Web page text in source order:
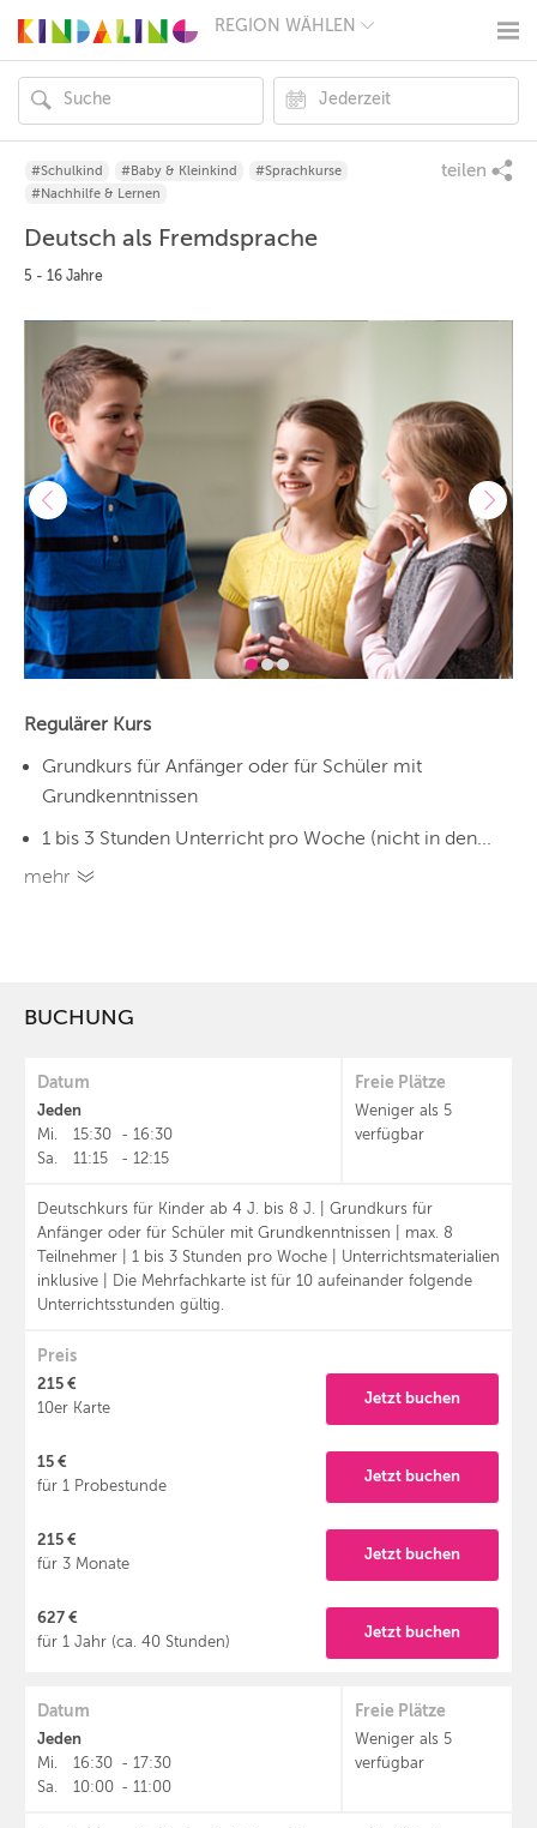
REGION WÄHLEN
MÜNCHEN
HAMBURG
FRANKFURT
KÖLN
DÜSSELDORF
HANNOVER
ANDERE
REGIONEN
#Schulkind #Baby & Kleinkind
#Sprachkurse
#Nachhilfe & Lernen
teilen
Deutsch als Fremdsprache
5 - 16 Jahre
Regulärer Kurs
Grundkurs für Anfänger oder für Schüler mit
Grundkenntnissen
1 bis 3 Stunden Unterricht pro Woche (nicht in den...
mehr
BUCHUNG
Datum
Jeden
Mi. 15:30 - 16:30
Sa.
11:15 - 12:15
Deutschkurs für Kinder ab 4 J. bis 8 J. | Grundkurs für
Anfänger oder für Schüler mit Grundkenntnissen | max. 8
Teilnehmer | 1 bis 3 Stunden pro Woche | Unterrichtsmaterialien
inklusive | Die Mehrfachkarte ist für 10 aufeinander folgende
Unterrichtsstunden gültig.
Freie Plätze
Weniger als 5
verfügbar
Preis
215 €
10er Karte
Jetzt buchen
15 €
für 1 Probestunde
Jetzt buchen
215 €
für 3 Monate
Jetzt buchen
627 €
für 1 Jahr (ca. 40 Stunden)
Jetzt buchen
Datum
Jeden
Mi. 16:30 - 17:30
Sa.
10:00 - 11:00
Freie Plätze
Weniger als 5
verfügbar